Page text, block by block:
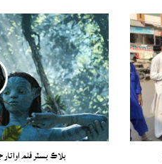
بلاڪ بسٽر فلم